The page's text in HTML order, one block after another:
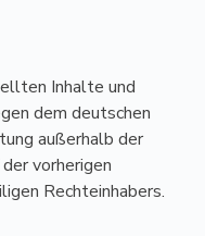
Inhalte und
dem deutschen
außerhalb der
vorherigen
Rechteinhabers.